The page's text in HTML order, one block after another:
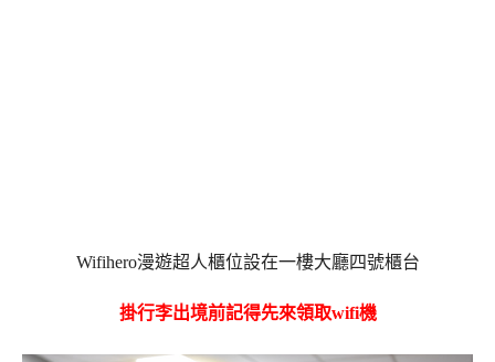
Wifihero漫遊超人櫃位設在一樓大廳四號櫃台
掛行李出境前記得先來領取wifi機